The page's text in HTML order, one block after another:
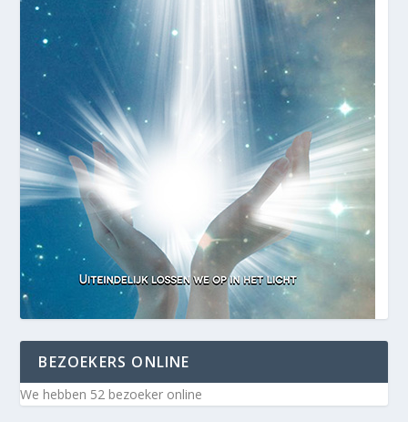
BEZOEKERS ONLINE
We hebben 52 bezoeker online